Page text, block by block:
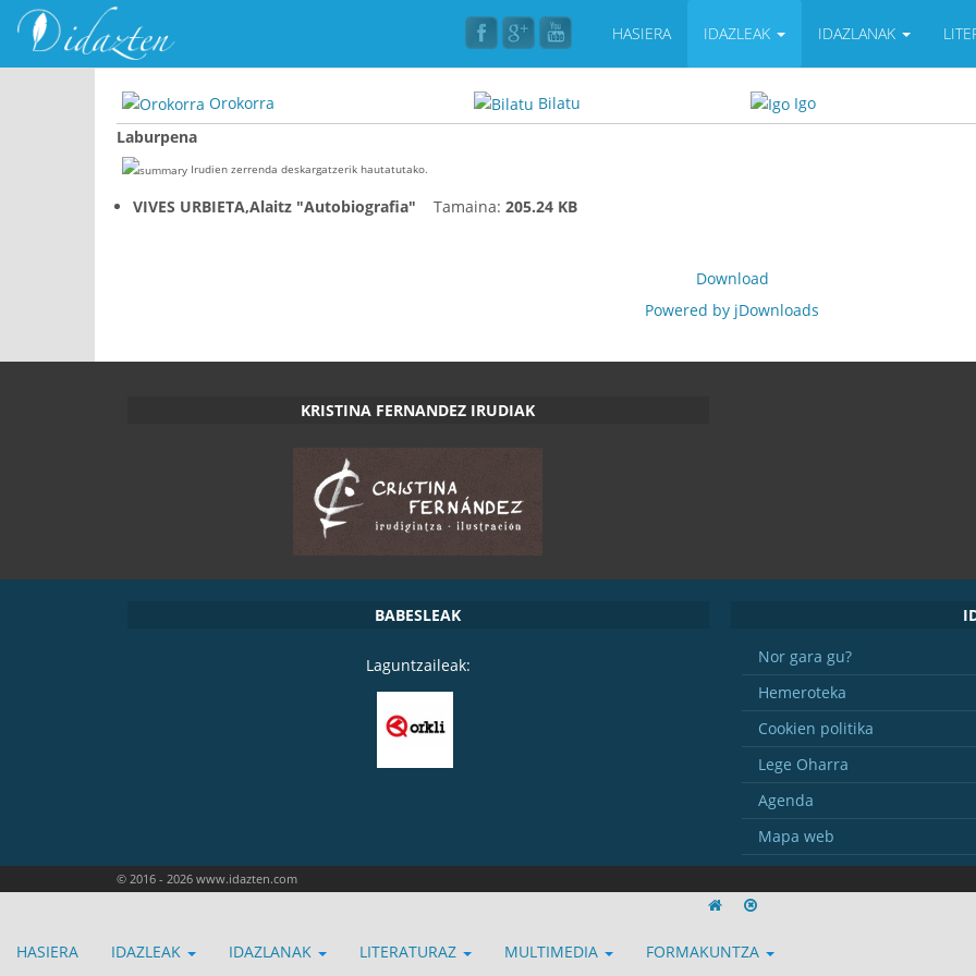
HASIERA IDAZLEAK IDAZLANAK
Orokorra Bilatu
Igo
Laburpena
Irudien zerrenda deskargatzerik hautatutako.
VIVES URBIETA,Alaitz "Autobiografia" Tamaina: 205.24 KB
Download
Powered by jDownloads
KRISTINA FERNANDEZ IRUDIAK
BABESLEAK
Laguntzaileak:
Nor gara gu?
Hemeroteka
Cookien politika
Lege Oharra
Agenda
Mapa web
© 2016 - 2026 www.idazten.com
HASIERA IDAZLEAK IDAZLANAK LITERATURAZ MULTIMEDIA FORMAKUNTZA